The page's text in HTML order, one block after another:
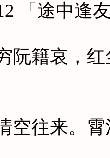
途中逢友
籍哀，红
往来。霄